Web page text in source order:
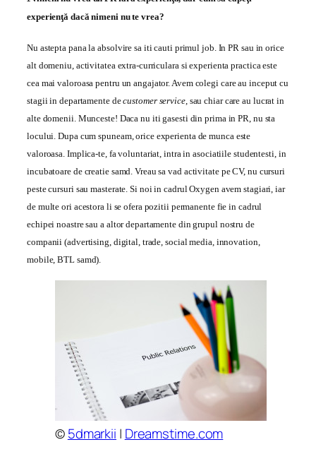
experienţă dacă nimeni nu te vrea?
Nu astepta pana la absolvire sa iti cauti primul job. In PR sau in orice
alt domeniu, activitatea extra-curriculara si experienta practica este
cea mai valoroasa pentru un angajator. Avem colegi care au inceput cu
stagii in departamente decustomer service, sau chiar care au lucrat in
alte domenii. Munceste! Daca nu iti gasesti din prima in PR, nu sta
locului. Dupa cum spuneam, orice experienta de munca este
valoroasa. Implica-te, fa voluntariat, intra in asociatiile studentesti, in
incubatoare de creatie samd. Vreau sa vad activitate pe CV, nu cursuri
peste cursuri sau masterate. Si noi in cadrul Oxygen avem stagiari, iar
de multe ori acestora li se ofera pozitii permanente fie in cadrul
echipei noastre sau a altor departamente din grupul nostru de
companii (advertising, digital, trade, social media, innovation,
mobile, BTL samd).
©5dmarkii | Dreamstime.com